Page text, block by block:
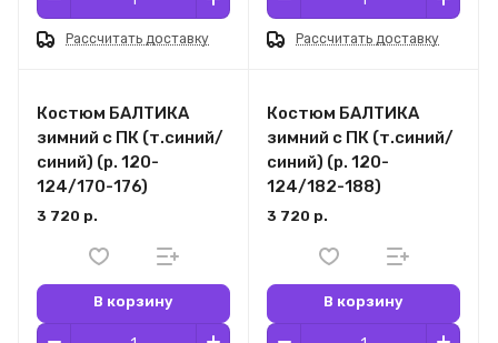
Рассчитать доставку Рассчитать доставку
Костюм БАЛТИКА
зимний с ПК (т.синий/
синий) (р. 120-
124/170-176)
3 720 р.
В корзину
Костюм БАЛТИКА
зимний с ПК (т.синий/
синий) (р. 120-
124/182-188)
3 720 р.
В корзину